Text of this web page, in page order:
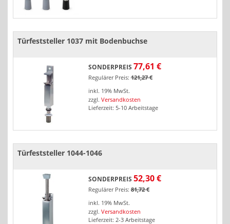
Türfeststeller 1037 mit Bodenbuchse
SONDERPREIS 77,61 €
Regulärer Preis: 121,27 €
inkl. 19% MwSt.
zzgl. Versandkosten
Lieferzeit: 5-10 Arbeitstage
Türfeststeller 1044-1046
SONDERPREIS 52,30 €
Regulärer Preis: 81,72 €
inkl. 19% MwSt.
zzgl. Versandkosten
Lieferzeit: 2-3 Arbeitstage